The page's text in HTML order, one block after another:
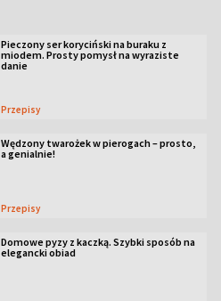
Pieczony ser koryciński na buraku z
miodem. Prosty pomysł na wyraziste
danie
Przepisy
Wędzony twarożek w pierogach – prosto,
a genialnie!
Przepisy
Domowe pyzy z kaczką. Szybki sposób na
elegancki obiad